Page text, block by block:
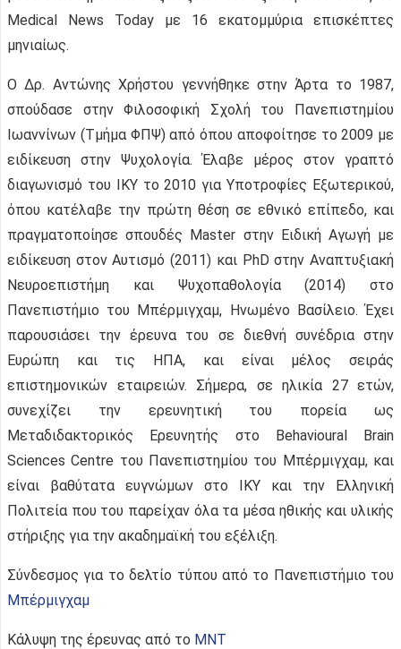
Medical News Today με 16 εκατομμύρια επισκέπτες
μηνιαίως.
Ο Δρ. Αντώνης Χρήστου γεννήθηκε στην Άρτα το 1987,
σπούδασε στην Φιλοσοφική Σχολή του Πανεπιστημίου
Ιωαννίνων (Τμήμα ΦΠΨ) από όπου αποφοίτησε το 2009 με
ειδίκευση στην Ψυχολογία. Έλαβε μέρος στον γραπτό
διαγωνισμό του IKY το 2010 για Υποτροφίες Εξωτερικού,
όπου κατέλαβε την πρώτη θέση σε εθνικό επίπεδο, και
πραγματοποίησε σπουδές Master στην Ειδική Αγωγή με
ειδίκευση στον Aυτισμό (2011) και PhD στην Αναπτυξιακή
Νευροεπιστήμη και Ψυχοπαθολογία (2014) στο
Πανεπιστήμιο του Μπέρμιγχαμ, Ηνωμένο Βασίλειο. Έχει
παρουσιάσει την έρευνα του σε διεθνή συνέδρια στην
Ευρώπη και τις ΗΠΑ, και είναι μέλος σειράς
επιστημονικών εταιρειών. Σήμερα, σε ηλικία 27 ετών,
συνεχίζει την ερευνητική του πορεία ως
Μεταδιδακτορικός Ερευνητής στο Behavioural Brain
Sciences Centre του Πανεπιστημίου του Μπέρμιγχαμ, και
είναι βαθύτατα ευγνώμων στο ΙΚΥ και την Ελληνική
Πολιτεία που του παρείχαν όλα τα μέσα ηθικής και υλικής
στήριξης για την ακαδημαϊκή του εξέλιξη.
Σύνδεσμος για το δελτίο τύπου από το Πανεπιστήμιο του
Μπέρμιγχαμ
Κάλυψη της έρευνας από το MNT